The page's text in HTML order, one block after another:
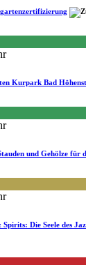
Kurpark Bad
und Gehölze für
Die Seele des